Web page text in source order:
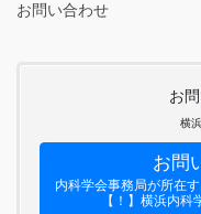
お問い合わせ
お
横
お問
内科学会事務局が所在
【！】横浜内科